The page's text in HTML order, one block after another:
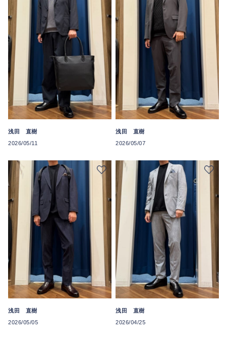
浅田 直樹
2026/05/11
浅田 直樹
2026/05/07
浅田 直樹
2026/05/05
浅田 直樹
2026/04/25